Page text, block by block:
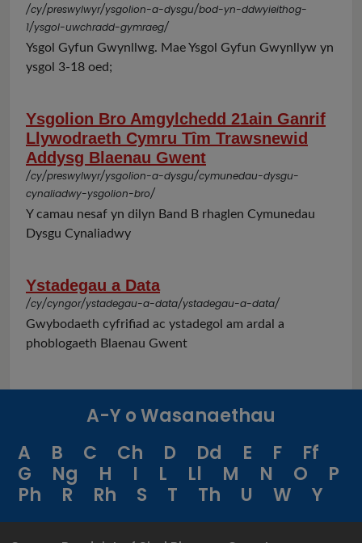
/cy/preswylwyr/ysgolion-a-dysgu/bod-yn-ddwyieithog-
1/ysgol-uwchradd-gymraeg/
Ysgol Gyfun Gwynllwg. Mae Ysgol Gyfun Gwynllyw yn
ysgol 3-18 oed;
Ysgolion Bro Amgylchedd 21ain Ganrif
Llywodraeth Cymru Tîm Trawsnewid
Addysg Blaenau Gwent
/cy/preswylwyr/ysgolion-a-dysgu/cymunedau-dysgu-
cynaliadwy-ysgolion-bro/
Y camau nesaf yn dilyn Band B rhaglen Cymunedau
Dysgu Cynaliadwy
Ystadegau a Data
/cy/cyngor/ystadegau-a-data/ystadegau-a-data/
Gwybodaeth cyfrifiad ac ystadegol am ardal a
phoblogaeth Blaenau Gwent
A-Y o Wasanaethau
A
B C Ch D Dd E F
Ff
G
Ng H I L Ll M N O
P
Ph
R Rh S T Th U W Y